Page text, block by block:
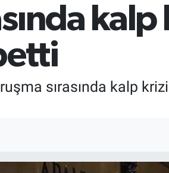
sırasında kalp